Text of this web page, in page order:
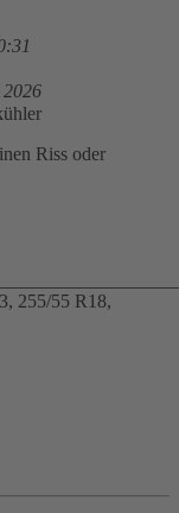
Riss oder
255/55 R18,